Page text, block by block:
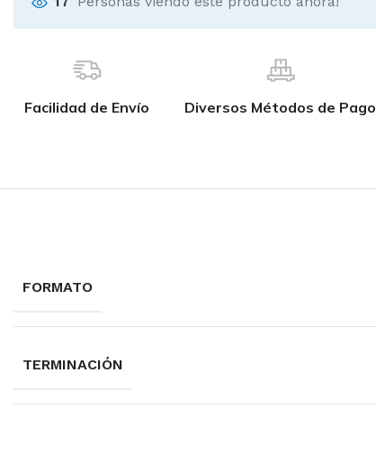
Facilidad de Envío Diversos Métodos de Pago
FORMATO
TERMINACIÓN